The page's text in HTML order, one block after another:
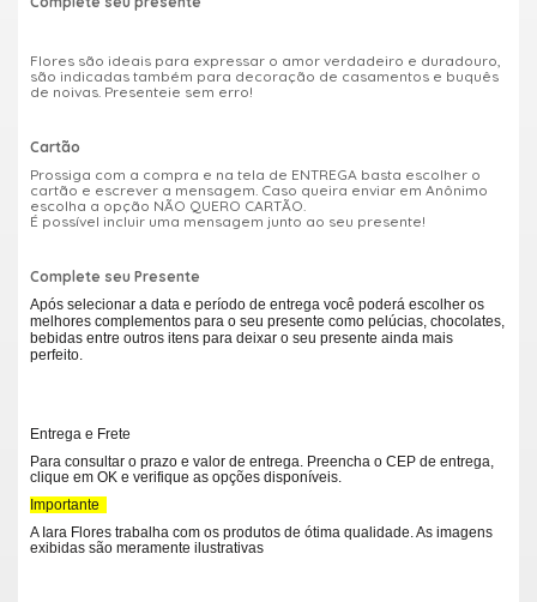
Flores são ideais para expressar o amor verdadeiro e duradouro,
são indicadas também para decoração de casamentos e buquês
de noivas. Presenteie sem erro!
Cartão
Prossiga com a compra e na tela de ENTREGA basta escolher o
cartão e escrever a mensagem. Caso queira enviar em Anônimo
escolha a opção NÃO QUERO CARTÃO.
É possível incluir uma mensagem junto ao seu presente!
Complete seu Presente
Após selecionar a data e período de entrega você poderá escolher os
melhores complementos para o seu presente como pelúcias, chocolates,
bebidas entre outros itens para deixar o seu presente ainda mais
perfeito.
Entrega e Frete
Para consultar o prazo e valor de entrega. Preencha o CEP de entrega,
clique em OK e verifique as opções disponíveis.
Importante
A Iara Flores trabalha com os produtos de ótima qualidade. As imagens
exibidas são meramente ilustrativas